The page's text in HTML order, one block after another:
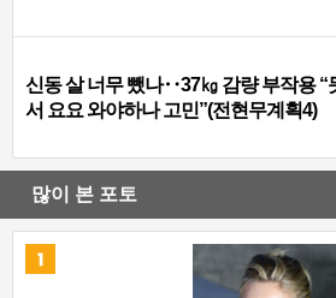
신동 살 너무 뺐나‥37㎏ 감량 부작용 “
서 요요 와야하나 고민”(전현무계획4)
많이 본 포토